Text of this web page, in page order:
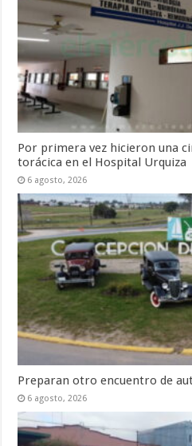
Por primera vez hicieron una
torácica en el Hospital Urquiza
6 agosto, 2026
Preparan otro encuentro de
6 agosto, 2026